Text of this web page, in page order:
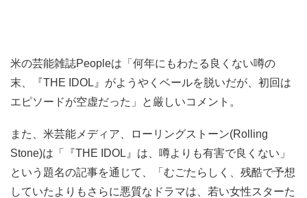
米の芸能雑誌Peopleは「何年にもわたる良くない噂の
末、『THE IDOL』がようやくベールを脱いだが、初回は
エピソードが空虚だった」と厳しいコメント。
また、米芸能メディア、ローリングストーン(Rolling
Stone)は「『THE IDOL』は、噂よりも有害で良くない」
という題名の記事を通じて、「むごたらしく、残酷で予想
していたよりもさらに悪質なドラマは、若い女性スターた